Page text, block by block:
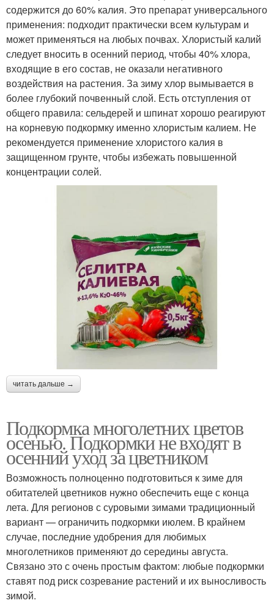
Подкормка для цветов
подкормки
Универсальное
удобрение
Удобрение для садовых
цветов
Подкормки для цветов Удобрения для огорода
содержится до 60% калия. Это препарат универсального
применения: подходит практически всем культурам и
может применяться на любых почвах. Хлористый калий
следует вносить в осенний период, чтобы 40% хлора,
входящие в его состав, не оказали негативного
воздействия на растения. За зиму хлор вымывается в
более глубокий почвенный слой. Есть отступления от
общего правила: сельдерей и шпинат хорошо реагируют
на корневую подкормку именно хлористым калием. Не
рекомендуется применение хлористого калия в
защищенном грунте, чтобы избежать повышенной
концентрации солей.
читать дальше →
Подкормка многолетних цветов
осенью. Подкормки не входят в
осенний уход за цветником
Возможность полноценно подготовиться к зиме для
обитателей цветников нужно обеспечить еще с конца
лета. Для регионов с суровыми зимами традиционный
вариант — ограничить подкормки июлем. В крайнем
случае, последние удобрения для любимых
многолетников применяют до середины августа.
Связано это с очень простым фактом: любые подкормки
ставят под риск созревание растений и их выносливость
зимой.